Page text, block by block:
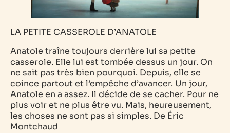
LA PETITE CASSEROLE D’ANATOLE
Anatole traîne toujours derrière lui sa petite
casserole. Elle lui est tombée dessus un jour. On
ne sait pas très bien pourquoi. Depuis, elle se
coince partout et l’empêche d’avancer. Un jour,
Anatole en a assez. Il décide de se cacher. Pour ne
plus voir et ne plus être vu. Mais, heureusement,
les choses ne sont pas si simples. De Éric
Montchaud